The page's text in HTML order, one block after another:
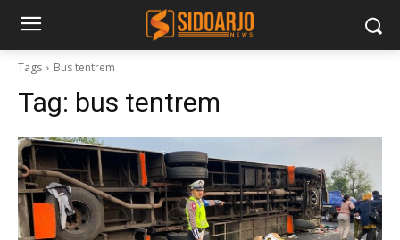
Tags Bus tentrem
Tag: bus tentrem